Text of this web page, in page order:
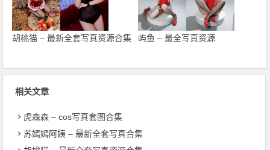
胡桃猫 – 最新全套写真资源合集 屿鱼 – 最全写真资源
相关文章
虎森森 – cos写真套图合集
苏嫣嫣阿姨 – 最新全套写真合集